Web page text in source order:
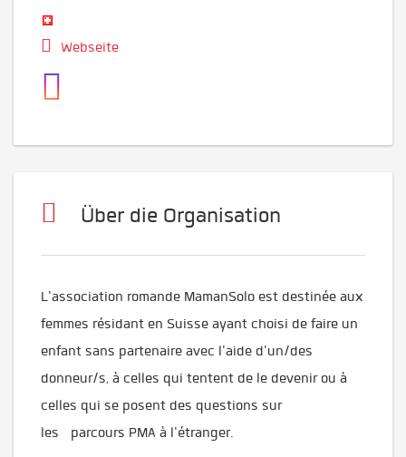
Webseite
Über die Organisation
L'association romande MamanSolo est destinée aux
femmes résidant en Suisse ayant choisi de faire un
enfant sans partenaire avec l'aide d'un/des
donneur/s, à celles qui tentent de le devenir ou à
celles qui se posent des questions sur
les parcours PMA à l'étranger.